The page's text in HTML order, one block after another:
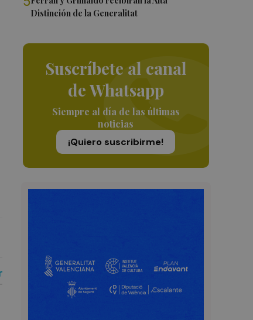
Distinción de la Generalitat
Suscríbete al canal
de Whatsapp
Siempre al día de las últimas
noticias
¡Quiero suscribirme!